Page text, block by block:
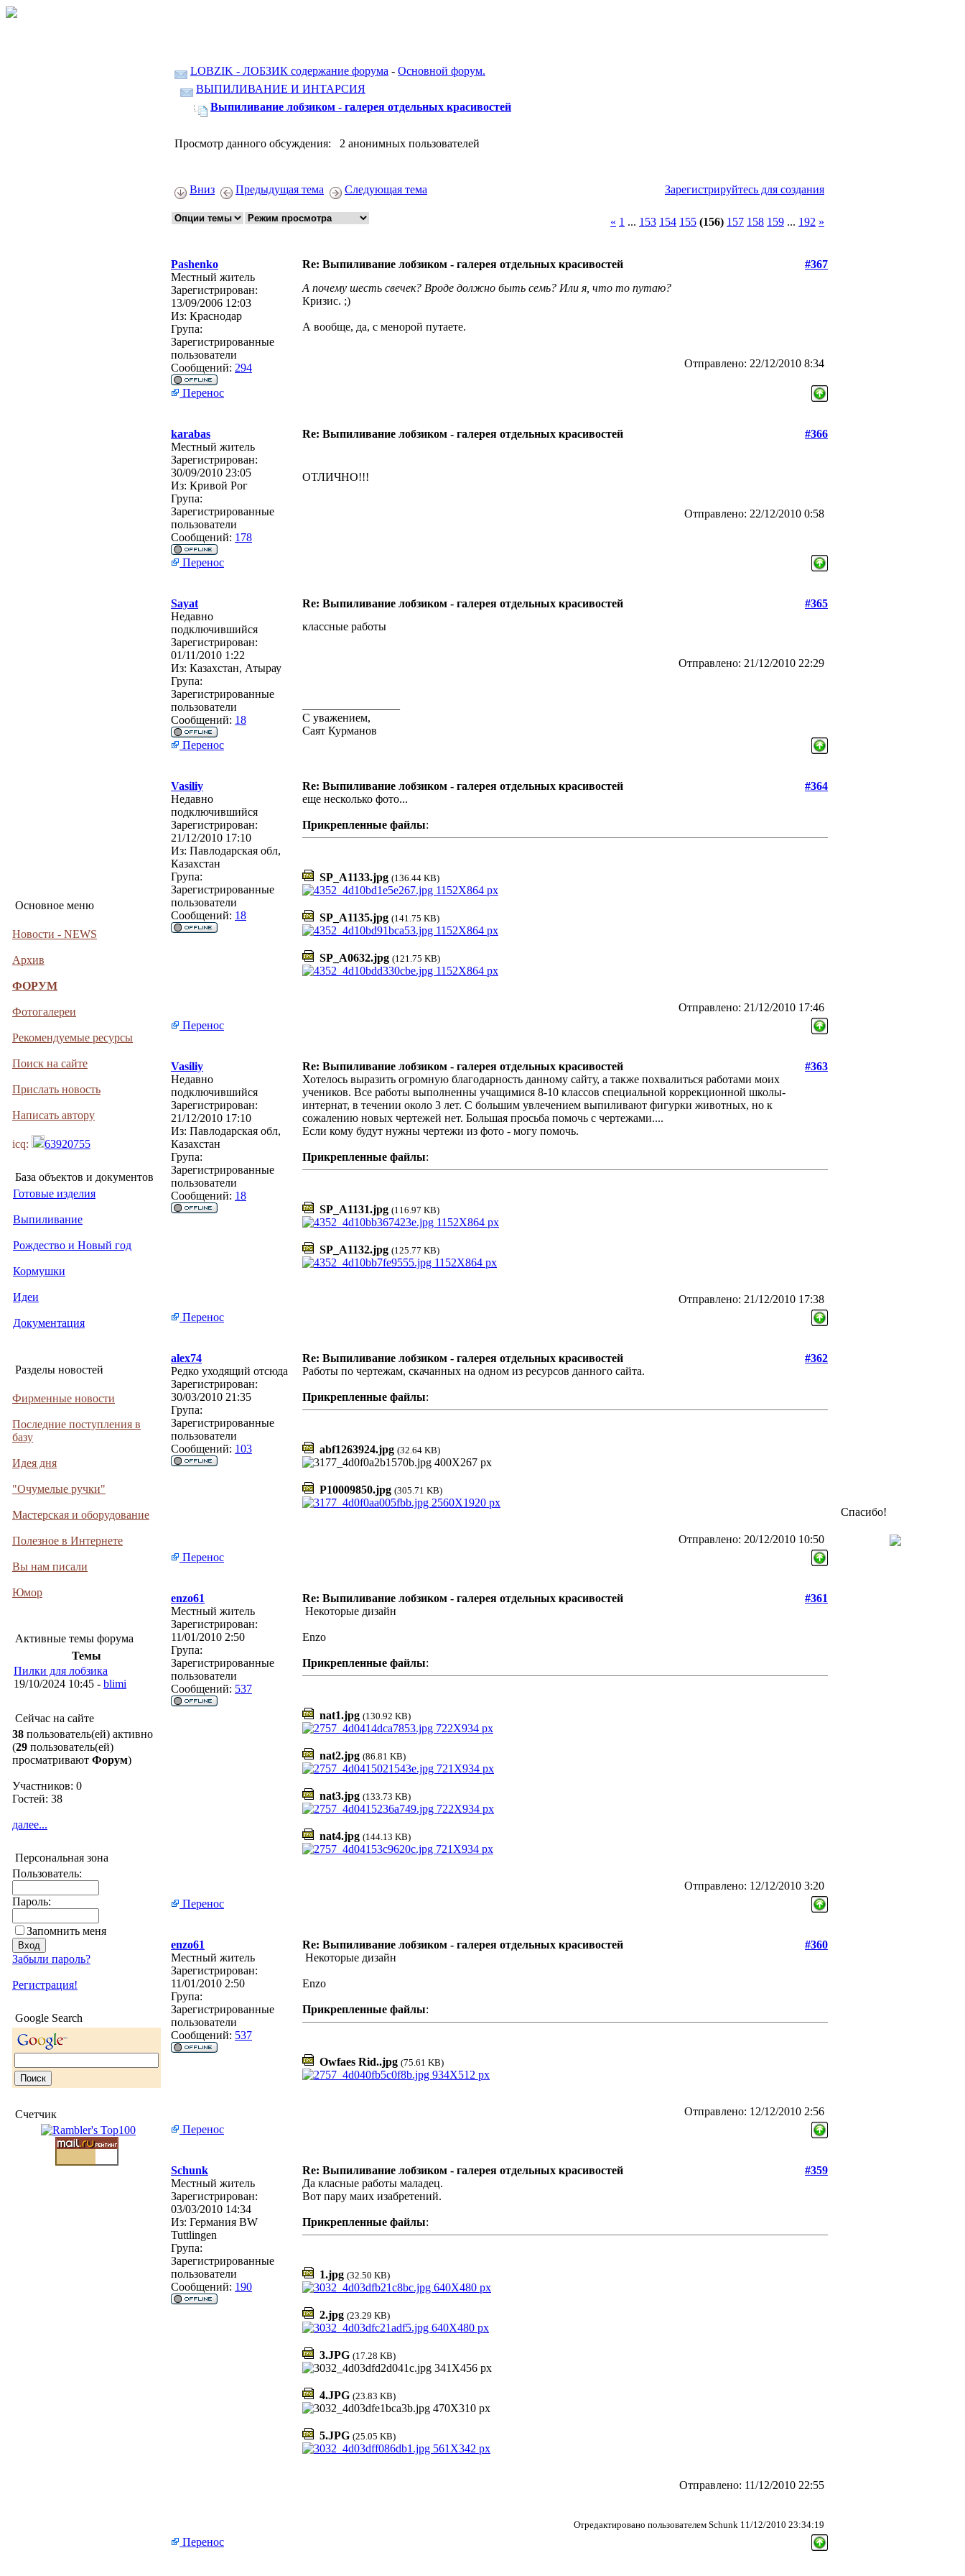
Основное меню
Новости - NEWS
Архив
ФОРУМ
Фотогалереи
Рекомендуемые ресурсы
Поиск на сайте
Прислать новость
Написать автору
icq: 63920755
База объектов и документов
Готовые изделия
Выпиливание
Рождество и Новый год
Кормушки
Идеи
Документация
Разделы новостей
Фирменные новости
Последние поступления в
базу
Идея дня
"Очумелые ручки"
Мастерская и оборудование
Полезное в Интернете
Вы нам писали
Юмор
Активные темы форума
Темы
Пилки для лобзика
19/10/2024 10:45 - blimi
Сейчас на сайте
38 пользователь(ей) активно
(29 пользователь(ей)
просматривают Форум)
Участников: 0
Гостей: 38
далее...
Персональная зона
Пользователь:
Пароль:
Запомнить меня
Забыли пароль?
Регистрация!
Google Search
Счетчик
LOBZIK - ЛОБЗИК содержание форума - Основной форум.
ВЫПИЛИВАНИЕ И ИНТАРСИЯ
Выпиливание лобзиком - галерея отдельных красивостей
Просмотр данного обсуждения: 2 анонимных пользователей
Вниз Предыдущая тема Следующая тема Зарегистрируйтесь для создания
« 1 ... 153 154 155 (156) 157 158 159 ... 192 »
Pashenko Re: Выпиливание лобзиком - галерея отдельных красивостей
#367
Местный житель
Зарегистрирован:
13/09/2006 12:03
Из: Краснодар
Група:
Зарегистрированные
пользователи
Сообщений: 294
А почему шесть свечек? Вроде должно быть семь? Или я, что то путаю?
Кризис. ;)
А вообще, да, с менорой путаете.
Отправлено: 22/12/2010 8:34
Перенос
karabas Re: Выпиливание лобзиком - галерея отдельных красивостей
#366
Местный житель
Зарегистрирован:
30/09/2010 23:05
Из: Кривой Рог
Група:
Зарегистрированные
пользователи
Сообщений: 178
ОТЛИЧНО!!!
Отправлено: 22/12/2010 0:58
Перенос
Sayat Re: Выпиливание лобзиком - галерея отдельных красивостей
#365
Недавно
подключившийся
Зарегистрирован:
01/11/2010 1:22
Из: Казахстан, Атырау
Група:
Зарегистрированные
пользователи
Сообщений: 18
классные работы
Отправлено: 21/12/2010 22:29
С уважением,
Саят Курманов
Перенос
Vasiliy Re: Выпиливание лобзиком - галерея отдельных красивостей
#364
Недавно
подключившийся
Зарегистрирован:
21/12/2010 17:10
Из: Павлодарская обл,
Казахстан
Група:
Зарегистрированные
пользователи
Сообщений: 18
еще несколько фото...
Прикрепленные файлы:
SP_A1133.jpg (136.44 KB)
SP_A1135.jpg (141.75 KB)
SP_A0632.jpg (121.75 KB)
Отправлено: 21/12/2010 17:46
Перенос
Vasiliy Re: Выпиливание лобзиком - галерея отдельных красивостей
#363
Недавно
подключившийся
Зарегистрирован:
21/12/2010 17:10
Из: Павлодарская обл,
Казахстан
Група:
Зарегистрированные
пользователи
Сообщений: 18
Хотелось выразить огромную благодарность данному сайту, а также похвалиться работами моих
учеников. Все работы выполненны учащимися 8-10 классов специальной коррекционной школы-
интернат, в течении около 3 лет. С большим увлечением выпиливают фигурки животных, но к
сожалению новых чертежей нет. Большая просьба помочь с чертежами....
Если кому будут нужны чертежи из фото - могу помочь.
Прикрепленные файлы:
SP_A1131.jpg (116.97 KB)
SP_A1132.jpg (125.77 KB)
Отправлено: 21/12/2010 17:38
Перенос
alex74 Re: Выпиливание лобзиком - галерея отдельных красивостей
#362
Редко уходящий отсюда
Зарегистрирован:
30/03/2010 21:35
Група:
Зарегистрированные
пользователи
Сообщений: 103
Работы по чертежам, скачанных на одном из ресурсов данного сайта.
Прикрепленные файлы:
abf1263924.jpg (32.64 KB)
P10009850.jpg (305.71 KB)
Отправлено: 20/12/2010 10:50
Перенос
enzo61 Re: Выпиливание лобзиком - галерея отдельных красивостей
#361
Местный житель
Зарегистрирован:
11/01/2010 2:50
Група:
Зарегистрированные
пользователи
Сообщений: 537
Некоторые дизайн
Enzo
Прикрепленные файлы:
nat1.jpg (130.92 KB)
nat2.jpg (86.81 KB)
nat3.jpg (133.73 KB)
nat4.jpg (144.13 KB)
Отправлено: 12/12/2010 3:20
Перенос
enzo61 Re: Выпиливание лобзиком - галерея отдельных красивостей
#360
Местный житель
Зарегистрирован:
11/01/2010 2:50
Група:
Зарегистрированные
пользователи
Сообщений: 537
Некоторые дизайн
Enzo
Прикрепленные файлы:
Owfaes Rid..jpg (75.61 KB)
Отправлено: 12/12/2010 2:56
Перенос
Schunk Re: Выпиливание лобзиком - галерея отдельных красивостей
#359
Местный житель
Зарегистрирован:
03/03/2010 14:34
Из: Германия BW
Tuttlingen
Група:
Зарегистрированные
пользователи
Сообщений: 190
Да класные работы маладец.
Вот пару маих изабретений.
Прикрепленные файлы:
1.jpg (32.50 KB)
2.jpg (23.29 KB)
3.JPG (17.28 KB)
4.JPG (23.83 KB)
5.JPG (25.05 KB)
Отправлено: 11/12/2010 22:55
Отредактировано пользователем Schunk 11/12/2010 23:34:19
Перенос
Спасибо!